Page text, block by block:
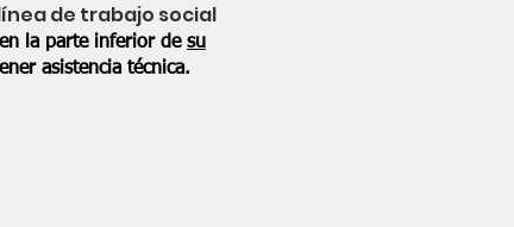
de trabajo social
la parte inferior de su
asistencia técnica.